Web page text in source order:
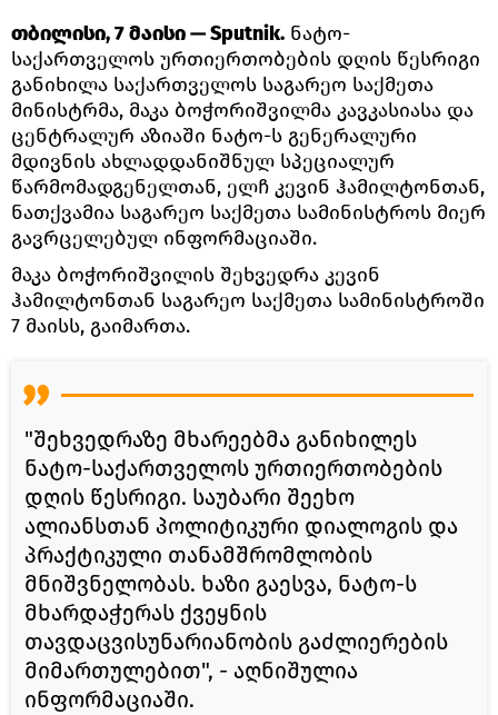
თბილისი, 7 მაისი — Sputnik. ნატო-
საქართველოს ურთიერთობების დღის წესრიგი
განიხილა საქართველოს საგარეო საქმეთა
მინისტრმა, მაკა ბოჭორიშვილმა კავკასიასა და
ცენტრალურ აზიაში ნატო-ს გენერალური
მდივნის ახლადდანიშნულ სპეციალურ
წარმომადგენელთან, ელჩ კევინ ჰამილტონთან,
ნათქვამია საგარეო საქმეთა სამინისტროს მიერ
გავრცელებულ ინფორმაციაში.
მაკა ბოჭორიშვილის შეხვედრა კევინ
ჰამილტონთან საგარეო საქმეთა სამინისტროში
7 მაისს, გაიმართა.
"შეხვედრაზე მხარეებმა განიხილეს
ნატო-საქართველოს ურთიერთობების
დღის წესრიგი. საუბარი შეეხო
ალიანსთან პოლიტიკური დიალოგის და
პრაქტიკული თანამშრომლობის
მნიშვნელობას. ხაზი გაესვა, ნატო-ს
მხარდაჭერას ქვეყნის
თავდაცვისუნარიანობის გაძლიერების
მიმართულებით", - აღნიშულია
ინფორმაციაში.